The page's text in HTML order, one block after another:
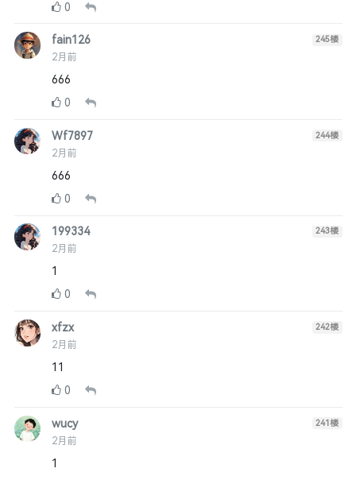
0
fain126
2月前
245楼
666
0
Wf7897
2月前
244楼
666
0
199334
2月前
243楼
1
0
xfzx
2月前
242楼
11
0
wucy
2月前
241楼
1